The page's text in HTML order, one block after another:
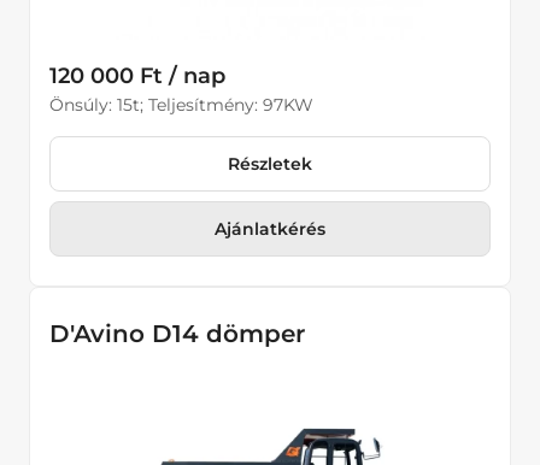
120 000 Ft / nap
Önsúly: 15t; Teljesítmény: 97KW
Részletek
Ajánlatkérés
D'Avino D14 dömper